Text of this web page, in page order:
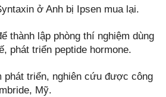
ở Anh bị Ipsen mua lại.
thành lập phòng thí nghiệm dùng
phát triển peptide hormone.
phát triển, nghiên cứu được công
Mỹ.